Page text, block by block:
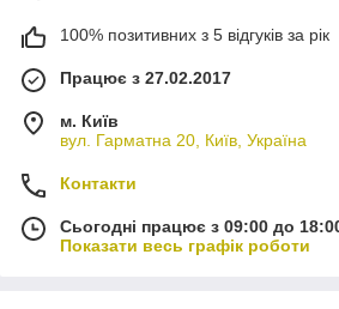
100% позитивних з 5 відгуків за рік
Працює з 27.02.2017
м. Київ
вул. Гарматна 20, Київ, Україна
Контакти
Сьогодні працює з 09:00 до
Показати весь графік роботи